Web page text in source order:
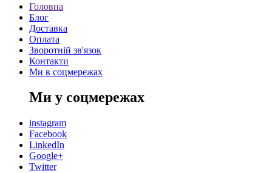
Головна
Блог
Доставка
Оплата
Зворотній зв'язок
Контакти
Ми в соцмережах
Ми у соцмережах
instagram
Facebook
LinkedIn
Google+
Twitter